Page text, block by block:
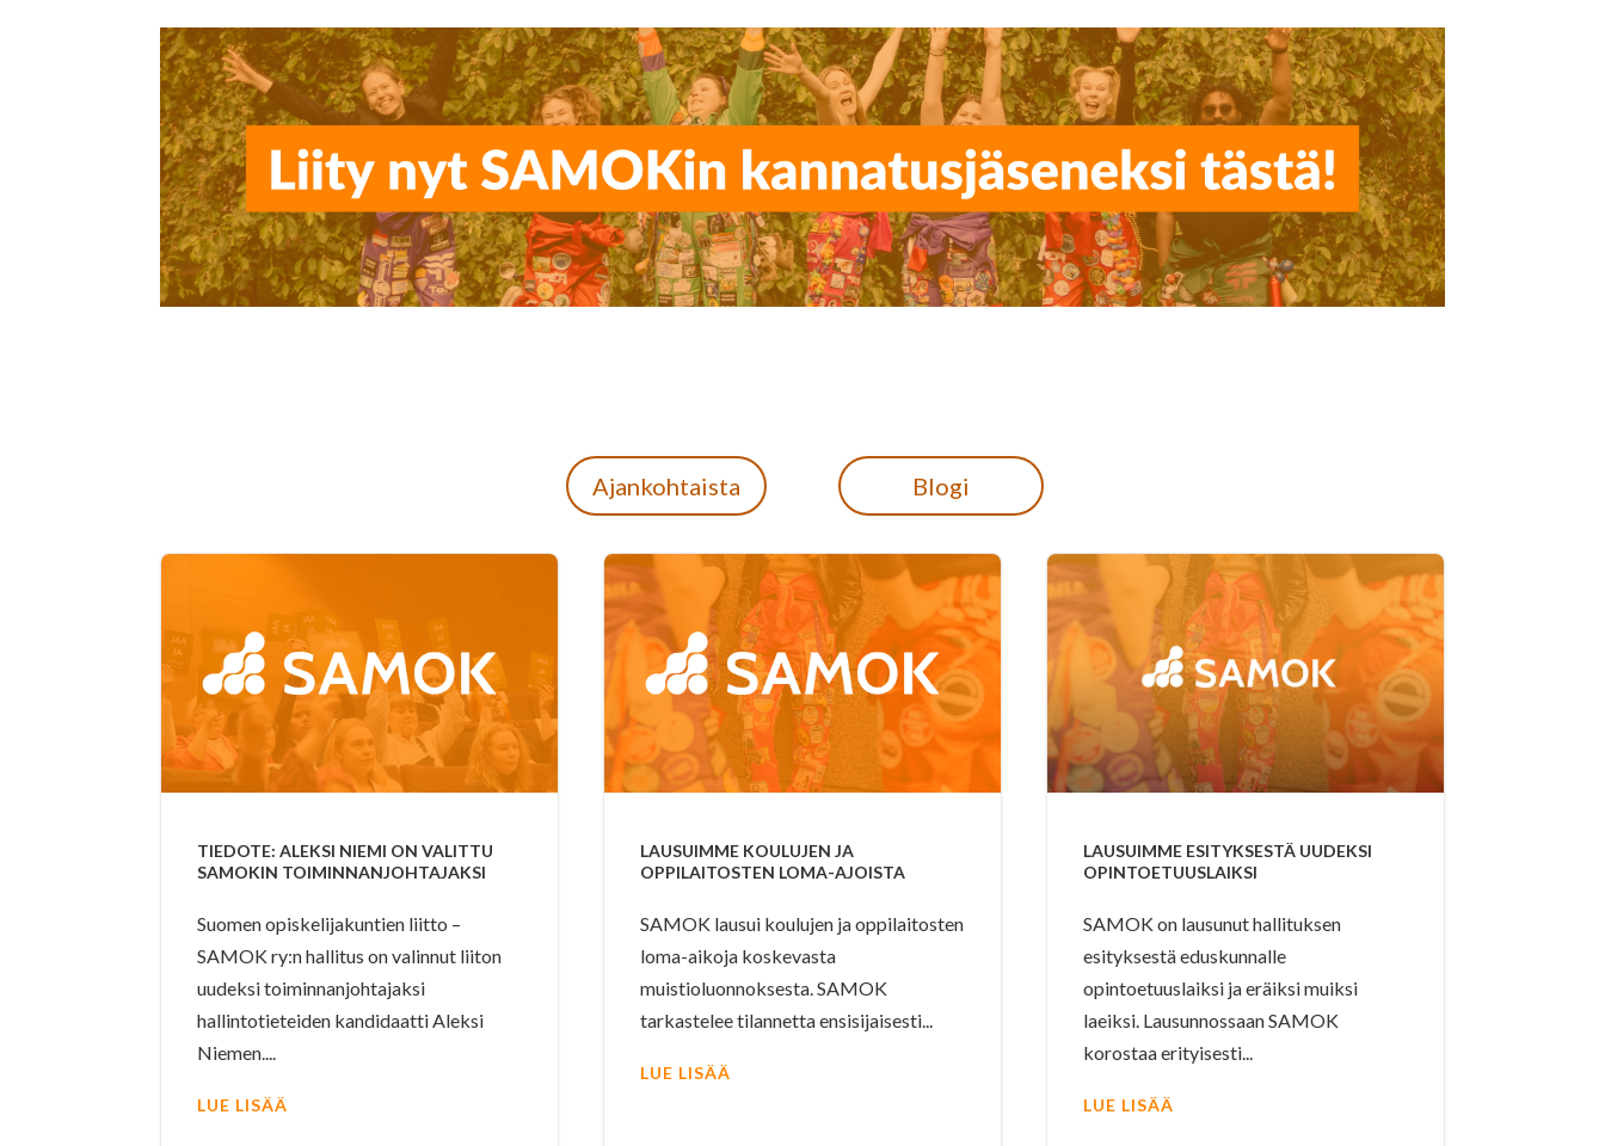
Ajankohtaista Blogi
TIEDOTE: ALEKSI NIEMI ON VALITTU
SAMOKIN TOIMINNANJOHTAJAKSI
Suomen opiskelijakuntien liitto –
SAMOK ry:n hallitus on valinnut liiton
uudeksi toiminnanjohtajaksi
hallintotieteiden kandidaatti Aleksi
Niemen....
LUE LISÄÄ
LAUSUIMME KOULUJEN JA
OPPILAITOSTEN LOMA-AJOISTA
SAMOK lausui koulujen ja oppilaitosten
loma-aikoja koskevasta
muistioluonnoksesta. SAMOK
tarkastelee tilannetta ensisijaisesti...
LUE LISÄÄ
LAUSUIMME ESITYKSESTÄ UUDEKSI
OPINTOETUUSLAIKSI
SAMOK on lausunut hallituksen
esityksestä eduskunnalle
opintoetuuslaiksi ja eräiksi muiksi
laeiksi. Lausunnossaan SAMOK
korostaa erityisesti...
LUE LISÄÄ